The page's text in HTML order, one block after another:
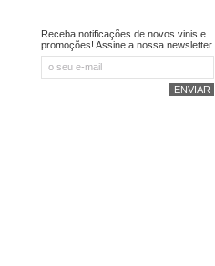
Receba notificações de novos vinis e
promoções! Assine a nossa newsletter.